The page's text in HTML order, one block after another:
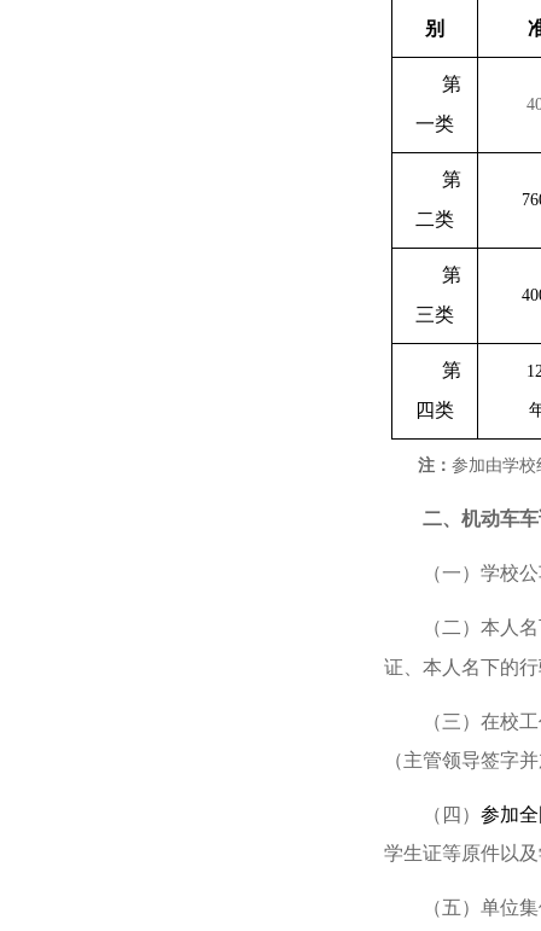
别
第
一类
第
二类
第
三类
第
四类
注：参加由学校
二、机动车
（一）学校
（二）本人
证、本人名下的
（三）在校
（主管领导签字
（四） 参加
学生证等原件以
（五）单位